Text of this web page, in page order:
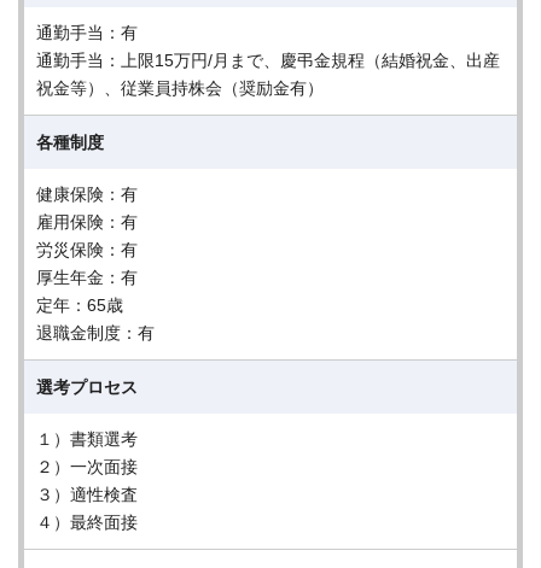
通勤手当：有
通勤手当：上限15万円/月まで、慶弔金規程（結婚祝金、出産
祝金等）、従業員持株会（奨励金有）
各種制度
健康保険：有
雇用保険：有
労災保険：有
厚生年金：有
定年：65歳
退職金制度：有
選考プロセス
１）書類選考
２）一次面接
３）適性検査
４）最終面接